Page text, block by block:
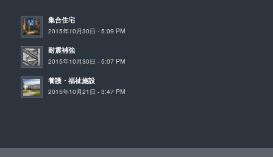
集合住宅
2015年10月30日 - 5:09 PM
耐震補強
2015年10月30日 - 5:07 PM
養護・福祉施設
2015年10月21日 - 3:47 PM